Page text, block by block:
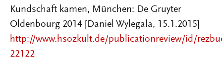
Kundschaft kamen, München: De Gruyter
Oldenbourg 2014 [Daniel Wylegala, 15.1.2015]
http://www.hsozkult.de/publicationreview/id/
22122